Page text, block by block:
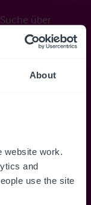
About
work.
and
use the site
über
zu
Speichern